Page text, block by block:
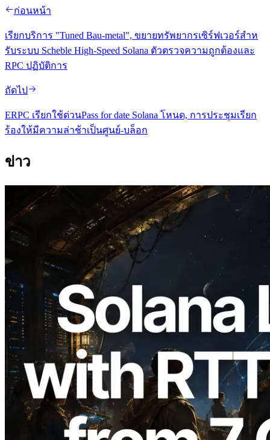
ก่อนหน้า
เรียกบริการ "Tuned Bau-metal", ขยายทรัพยากรเซิร์ฟเวอร์สําห
รับระบบ Scheble High-Speed Solana ตัวตรวจความถูกต้องและ
RPC ปฏิบัติการ
ถัดไป
ERPC เรียกใช้ด่วนPass for date Solana โหนด, การประชุมเรียก
ร้องให้มีความล่าช้าเป็นศูนย์-บล็อก
ข่าว
2026.08.05
ERPC ขยาย Solana Leader Slot API ด้วย
การวัด Ping จาก 7 Region ทั่วโลก พร้อม
เปิดตัว Validators Information API